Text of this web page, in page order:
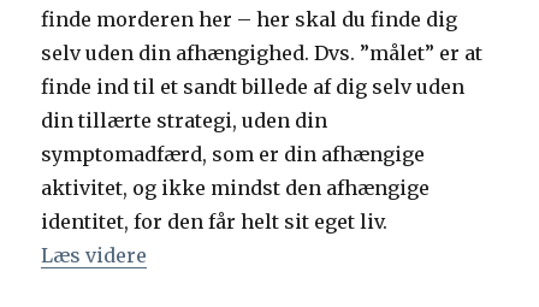
finde morderen her – her skal du finde dig
selv uden din afhængighed. Dvs. ”målet” er at
finde ind til et sandt billede af dig selv uden
din tillærte strategi, uden din
symptomadfærd, som er din afhængige
aktivitet, og ikke mindst den afhængige
identitet, for den får helt sit eget liv.
Læs videre